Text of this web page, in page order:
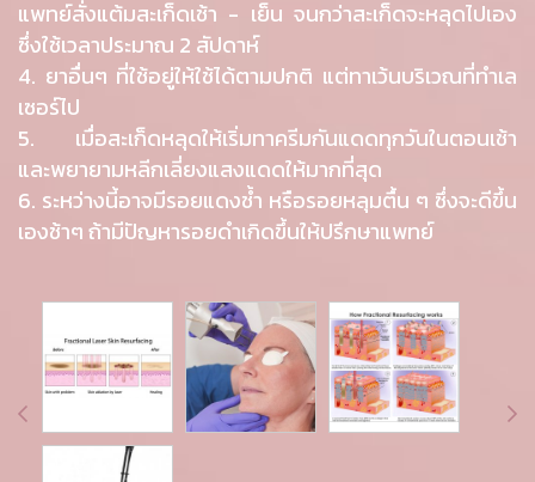
แพทย์สั่งแต้มสะเก็ดเช้า - เย็น จนกว่าสะเก็ดจะหลุดไปเอง
ซึ่งใช้เวลาประมาณ 2 สัปดาห์
4. ยาอื่นๆ ที่ใช้อยู่ให้ใช้ได้ตามปกติ แต่ทาเว้นบริเวณที่ทำเล
เซอร์ไป
5. เมื่อสะเก็ดหลุดให้เริ่มทาครีมกันแดดทุกวันในตอนเช้า
และพยายามหลีกเลี่ยงแสงแดดให้มากที่สุด
6. ระหว่างนี้อาจมีรอยแดงช้ำ หรือรอยหลุมตื้น ๆ ซึ่งจะดีขึ้น
เองช้าๆ ถ้ามีปัญหารอยดำเกิดขึ้นให้ปรึกษาแพทย์